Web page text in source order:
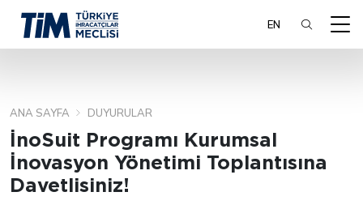
EN
ANA SAYFA DUYURULAR
İnoSuit Programı Kurumsal
İnovasyon Yönetimi Toplantısına
Davetlisiniz!